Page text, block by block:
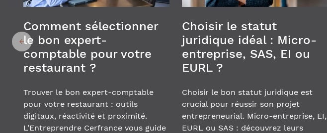
Comment sélectionner
le bon expert-
comptable pour votre
restaurant ?
Trouver le bon expert-comptable
pour votre restaurant : outils
digitaux, réactivité et proximité.
L’Entreprendre Cerfrance vous guide
Choisir le statut
juridique idéal : Micro-
entreprise, SAS, EI ou
EURL ?
Choisir le bon statut juridique est
crucial pour réussir son projet
entrepreneurial. Micro-entreprise, EI,
EURL ou SAS : découvrez leurs